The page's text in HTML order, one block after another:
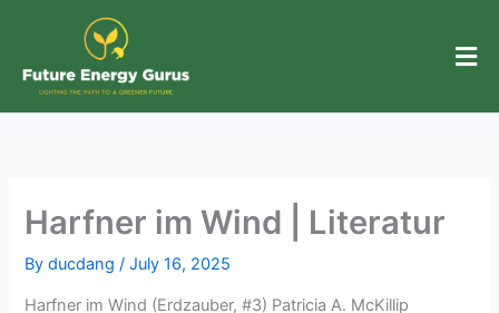
content
Harfner im Wind | Literatur
Byducdang /July 16, 2025
Harfner im Wind (Erdzauber, #3) Patricia A. McKillip